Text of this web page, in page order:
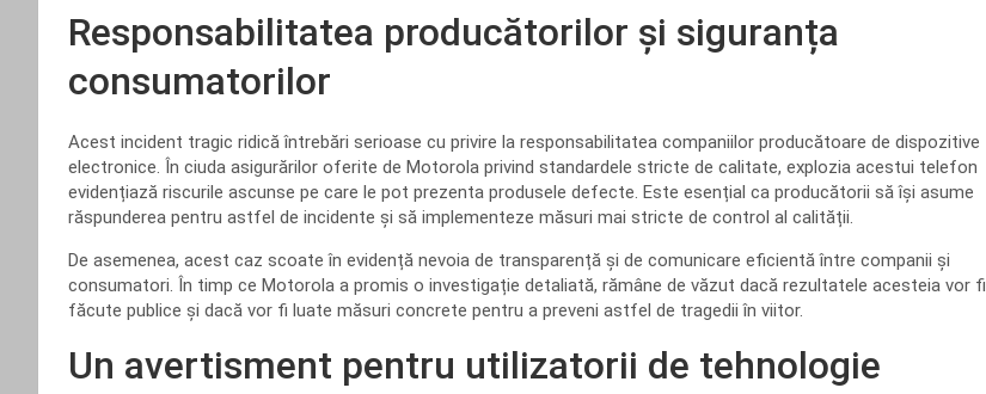
Responsabilitatea producătorilor și siguranța
consumatorilor
Acest incident tragic ridică întrebări serioase cu privire la responsabilitatea companiilor producătoare de dispozitive
electronice. În ciuda asigurărilor oferite de Motorola privind standardele stricte de calitate, explozia acestui telefon
evidențiază riscurile ascunse pe care le pot prezenta produsele defecte. Este esențial ca producătorii să își asume
răspunderea pentru astfel de incidente și să implementeze măsuri mai stricte de control al calității.
De asemenea, acest caz scoate în evidență nevoia de transparență și de comunicare eficientă între companii și
consumatori. În timp ce Motorola a promis o investigație detaliată, rămâne de văzut dacă rezultatele acesteia vor fi
făcute publice și dacă vor fi luate măsuri concrete pentru a preveni astfel de tragedii în viitor.
Un avertisment pentru utilizatorii de tehnologie